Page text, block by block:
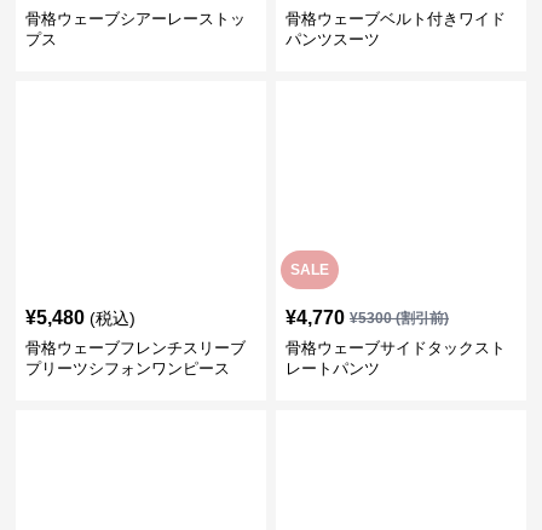
骨格ウェーブシアーレーストッ
プス
骨格ウェーブベルト付きワイド
パンツスーツ
¥5,480 (税込)
骨格ウェーブフレンチスリーブ
プリーツシフォンワンピース
SALE
¥4,770 ¥5300(割引前)
骨格ウェーブサイドタックスト
レートパンツ